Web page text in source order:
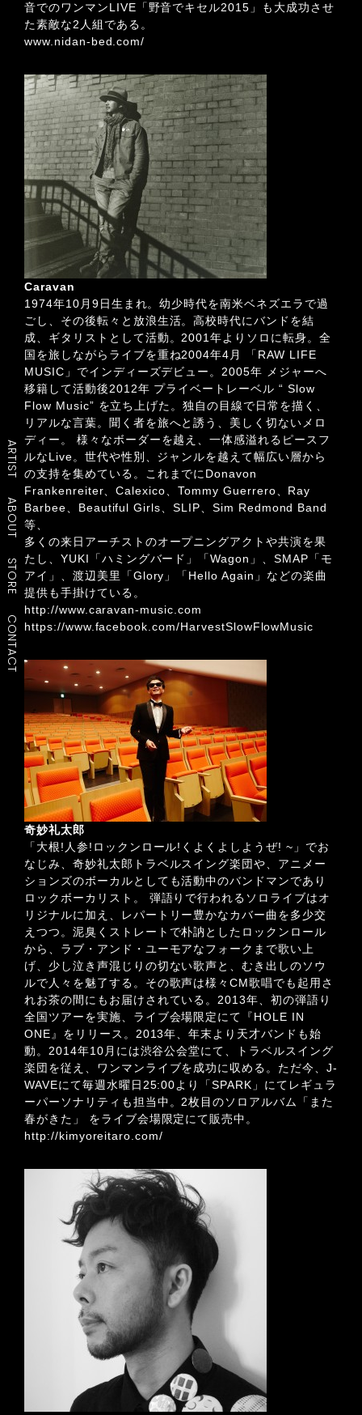
ARTIST
ABOUT
STORE
CONTACT
音でのワンマンLIVE「野音でキセル2015」も大成功させ
た素敵な2人組である。
www.nidan-bed.com/
Caravan
1974年10月9日生まれ。幼少時代を南米ベネズエラで過
ごし、その後転々と放浪生活。高校時代にバンドを結
成、ギタリストとして活動。2001年よりソロに転身。全
国を旅しながらライブを重ね2004年4月 「RAW LIFE
MUSIC」でインディーズデビュー。2005年 メジャーへ
移籍して活動後2012年 プライベートレーベル “ Slow
Flow Music” を立ち上げた。独自の目線で日常を描く、
リアルな言葉。聞く者を旅へと誘う、美しく切ないメロ
ディー。 様々なボーダーを越え、一体感溢れるピースフ
ルなLive。世代や性別、ジャンルを越えて幅広い層から
の支持を集めている。これまでにDonavon
Frankenreiter、Calexico、Tommy Guerrero、Ray
Barbee、Beautiful Girls、SLIP、Sim Redmond Band
等、
多くの来日アーチストのオープニングアクトや共演を果
たし、YUKI「ハミングバード」「Wagon」、SMAP「モ
アイ」、渡辺美里「Glory」「Hello Again」などの楽曲
提供も手掛けている。
http://www.caravan-music.com
https://www.facebook.com/HarvestSlowFlowMusic
奇妙礼太郎
「大根!人参!ロックンロール!くよくよしようぜ! ~」でお
なじみ、奇妙礼太郎トラベルスイング楽団や、アニメー
ションズのボーカルとしても活動中のバンドマンであり
ロックボーカリスト。 弾語りで行われるソロライブはオ
リジナルに加え、レパートリー豊かなカバー曲を多少交
えつつ。泥臭くストレートで朴訥としたロックンロール
から、ラブ・アンド・ユーモアなフォークまで歌い上
げ、少し泣き声混じりの切ない歌声と、むき出しのソウ
ルで人々を魅了する。その歌声は様々CM歌唱でも起用さ
れお茶の間にもお届けされている。2013年、初の弾語り
全国ツアーを実施、ライブ会場限定にて『HOLE IN
ONE』をリリース。2013年、年末より天才バンドも始
動。2014年10月には渋谷公会堂にて、トラベルスイング
楽団を従え、ワンマンライブを成功に収める。ただ今、J-
WAVEにて毎週水曜日25:00より「SPARK」にてレギュラ
ーパーソナリティも担当中。2枚目のソロアルバム「また
春がきた」 をライブ会場限定にて販売中。
http://kimyoreitaro.com/